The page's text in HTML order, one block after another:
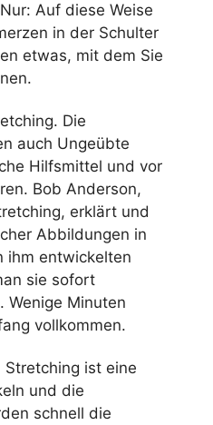
Auf diese Weise
in der Schulter
etwas, mit dem Sie
Die
auch Ungeübte
Hilfsmittel und vor
Bob Anderson,
erklärt und
Abbildungen in
ihm entwickelten
sie sofort
Wenige Minuten
vollkommen.
Stretching ist eine
und die
schnell die